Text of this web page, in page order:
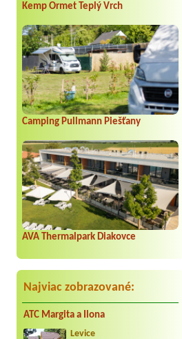
Kemp Ormet Teplý Vrch
Camping Pullmann Piešťany
AVA Thermalpark Diakovce
Najviac zobrazované:
ATC Margita a Ilona
Levice